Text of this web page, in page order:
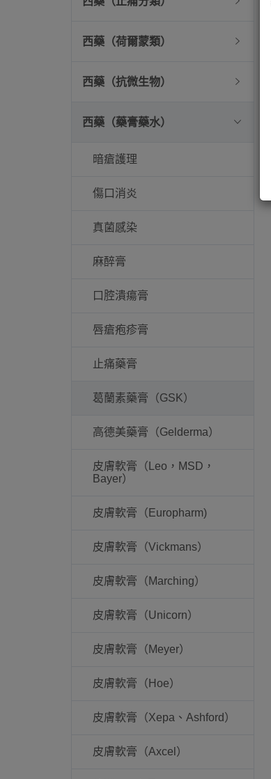
西藥（荷爾蒙類）
西藥（抗微生物）
西藥（藥膏藥水）
暗瘡護理
傷口消炎
真菌感染
麻醉膏
口腔潰瘍膏
唇瘡疱疹膏
止痛藥膏
葛蘭素藥膏（GSK）
高德美藥膏（Gelderma）
皮膚軟膏（Leo，MSD，
Bayer）
皮膚軟膏（Europharm)
皮膚軟膏（Vickmans）
皮膚軟膏（Marching）
皮膚軟膏（Unicorn）
皮膚軟膏（Meyer）
皮膚軟膏（Hoe）
皮膚軟膏（Xepa、Ashford）
皮膚軟膏（Axcel）